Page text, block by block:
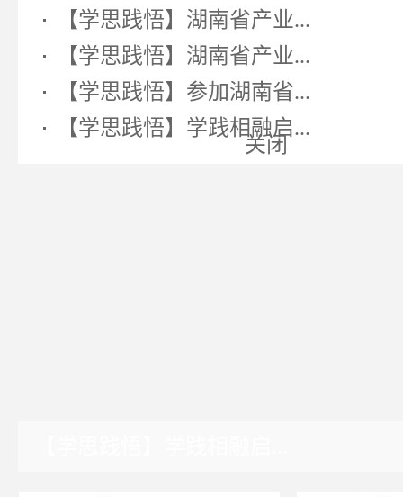
【学思践悟】湖南省产业...
【学思践悟】湖南省产业...
【学思践悟】参加湖南省...
【学思践悟】学践相融启...